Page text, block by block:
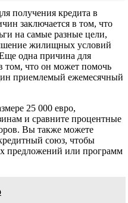
получения кредита в
заключается в том, что
на самые разные цели,
жилищных условий
одна причина для
том, что он может помочь
приемлемый ежемесячный
25 000 евро,
и сравните процентные
Вы также можете
союз, чтобы
предложений или программ